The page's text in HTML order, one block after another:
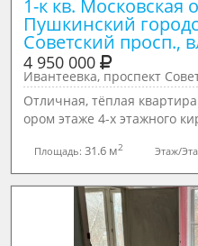
1-к кв. Московская
Пушкинский
Советский просп.,
4 950 000
Ивантеевка, проспект
Oтличнaя, тёплая
ором этаже 4-х этажного
Площадь:31.6 м2 Этаж/